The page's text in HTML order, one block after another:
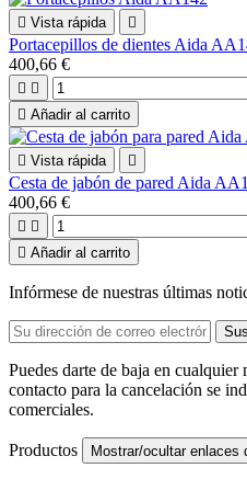
 Vista rápida 
Portacepillos de dientes Aida
400,66 €
 
 Añadir al carrito
 Vista rápida 
Cesta de jabón de pared Aida
400,66 €
 
 Añadir al carrito
Infórmese de nuestras últimas
Puedes darte de baja en
contacto para la cancelación se
comerciales.
Productos Mostrar/ocultar enlaces